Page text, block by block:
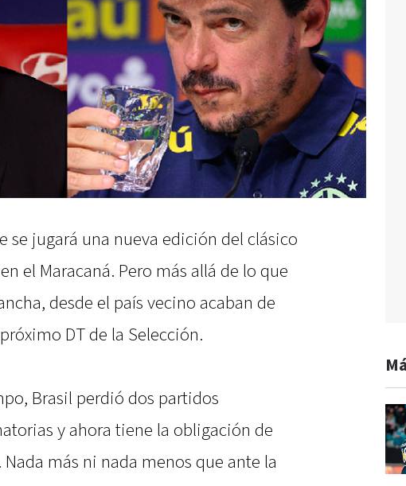
se jugará una nueva edición del clásico
el Maracaná. Pero más allá de lo que
desde el país vecino acaban de
DT de la Selección.
Brasil perdió dos partidos
y ahora tiene la obligación de
más ni nada menos que ante la